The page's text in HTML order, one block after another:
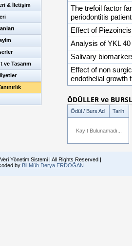
& İletişim
ve Tasarım
The trefoil factor
periodontitis
Effect of
Analysis of YKL
Salivary
Effect of non
endothelial growth
ÖDÜLLER ve
Ödül / Burs Ad Tarih
Kayıt Bulunamadı...
Yönetim Sistemi | All Rights Reserved |
by Bil.Müh.Derya ERDOĞAN